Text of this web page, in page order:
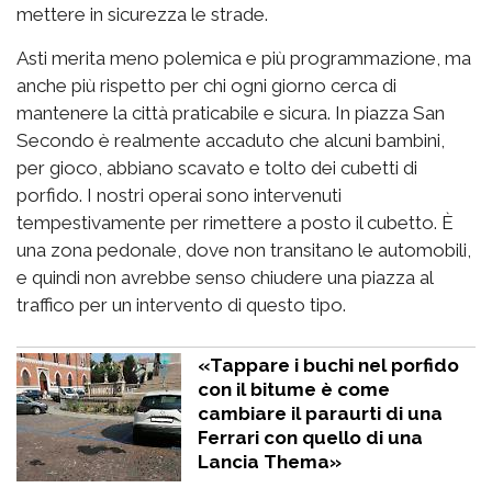
mettere in sicurezza le strade.
Asti merita meno polemica e più programmazione, ma
anche più rispetto per chi ogni giorno cerca di
mantenere la città praticabile e sicura. In piazza San
Secondo è realmente accaduto che alcuni bambini,
per gioco, abbiano scavato e tolto dei cubetti di
porfido. I nostri operai sono intervenuti
tempestivamente per rimettere a posto il cubetto. È
una zona pedonale, dove non transitano le automobili,
e quindi non avrebbe senso chiudere una piazza al
traffico per un intervento di questo tipo.
«Tappare i buchi nel porfido
con il bitume è come
cambiare il paraurti di una
Ferrari con quello di una
Lancia Thema»